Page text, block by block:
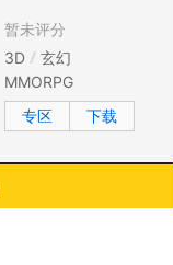
暂未评分
3D
玄幻
MMORPG
专区
下载